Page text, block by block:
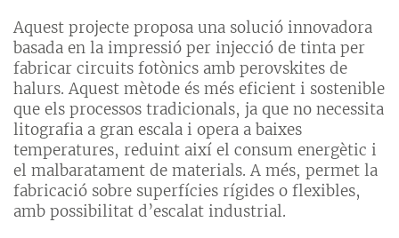
Aquest projecte proposa una solució innovadora
basada en la impressió per injecció de tinta per
fabricar circuits fotònics amb perovskites de
halurs. Aquest mètode és més eficient i sostenible
que els processos tradicionals, ja que no necessita
litografia a gran escala i opera a baixes
temperatures, reduint així el consum energètic i
el malbaratament de materials. A més, permet la
fabricació sobre superfícies rígides o flexibles,
amb possibilitat d’escalat industrial.